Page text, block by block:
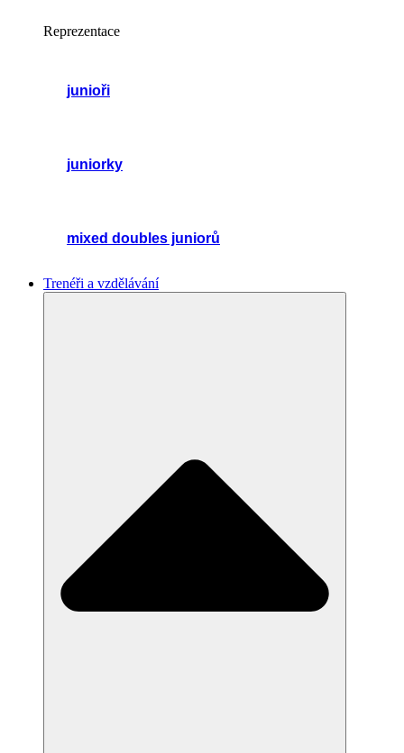
Reprezentace
junioři
juniorky
mixed doubles juniorů
Trenéři a vzdělávání